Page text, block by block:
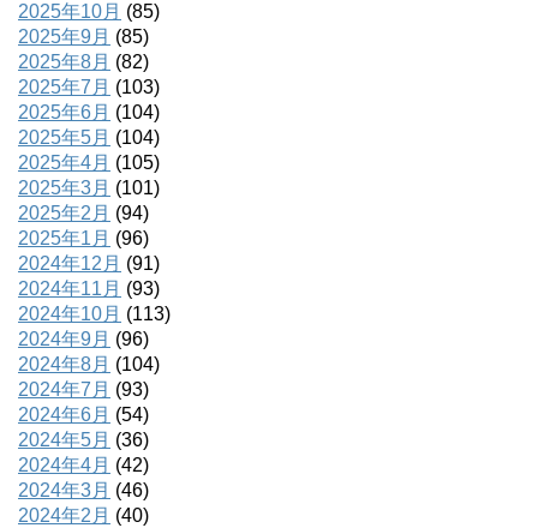
2025年10月 (85)
2025年9月 (85)
2025年8月 (82)
2025年7月 (103)
2025年6月 (104)
2025年5月 (104)
2025年4月 (105)
2025年3月 (101)
2025年2月 (94)
2025年1月 (96)
2024年12月 (91)
2024年11月 (93)
2024年10月 (113)
2024年9月 (96)
2024年8月 (104)
2024年7月 (93)
2024年6月 (54)
2024年5月 (36)
2024年4月 (42)
2024年3月 (46)
2024年2月 (40)